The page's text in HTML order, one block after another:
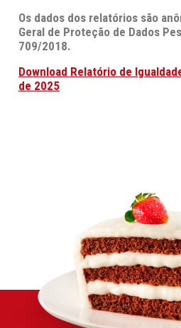
Os dados dos relatórios são
Geral de Proteção de Dados
709/2018.
Download Relatório de
de 2025